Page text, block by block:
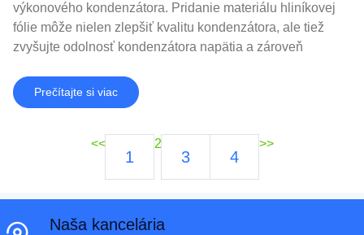
výkonového kondenzátora. Pridanie materiálu hliníkovej
fólie môže nielen zlepšiť kvalitu kondenzátora, ale tiež
zvyšujte odolnosť kondenzátora napätia a zároveň
Prečítajte si viac
<<
1
2
3 4
>>
Naša kancelária